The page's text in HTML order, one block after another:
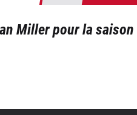
Millerpour la saison